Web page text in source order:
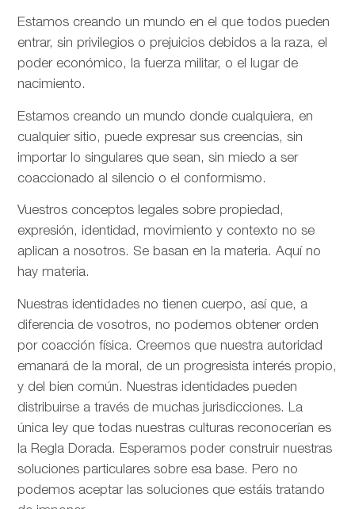
Estamos creando un mundo en el que todos pueden
entrar, sin privilegios o prejuicios debidos a la raza, el
poder económico, la fuerza militar, o el lugar de
nacimiento.
Estamos creando un mundo donde cualquiera, en
cualquier sitio, puede expresar sus creencias, sin
importar lo singulares que sean, sin miedo a ser
coaccionado al silencio o el conformismo.
Vuestros conceptos legales sobre propiedad,
expresión, identidad, movimiento y contexto no se
aplican a nosotros. Se basan en la materia. Aquí no
hay materia.
Nuestras identidades no tienen cuerpo, así que, a
diferencia de vosotros, no podemos obtener orden
por coacción física. Creemos que nuestra autoridad
emanará de la moral, de un progresista interés propio,
y del bien común. Nuestras identidades pueden
distribuirse a través de muchas jurisdicciones. La
única ley que todas nuestras culturas reconocerían es
la Regla Dorada. Esperamos poder construir nuestras
soluciones particulares sobre esa base. Pero no
podemos aceptar las soluciones que estáis tratando